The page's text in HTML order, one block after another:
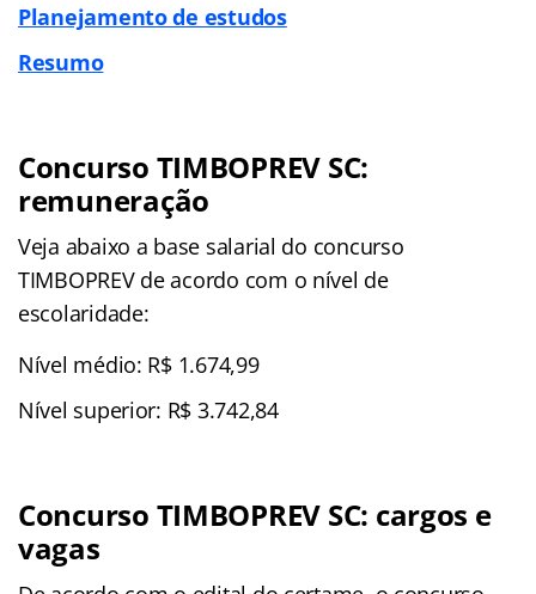
Planejamento de estudos
Resumo
Concurso TIMBOPREV SC:
remuneração
Veja abaixo a base salarial do concurso
TIMBOPREV de acordo com o nível de
escolaridade:
Nível médio: R$ 1.674,99
Nível superior: R$ 3.742,84
Concurso TIMBOPREV SC: cargos e
vagas